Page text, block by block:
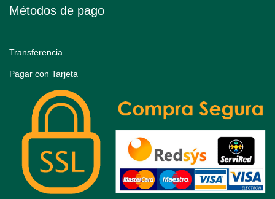
Métodos de pago
Transferencia
Pagar con Tarjeta